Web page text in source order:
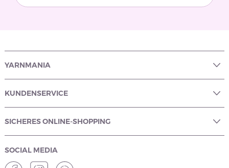
YARNMANIA
KUNDENSERVICE
SICHERES ONLINE-SHOPPING
SOCIAL MEDIA